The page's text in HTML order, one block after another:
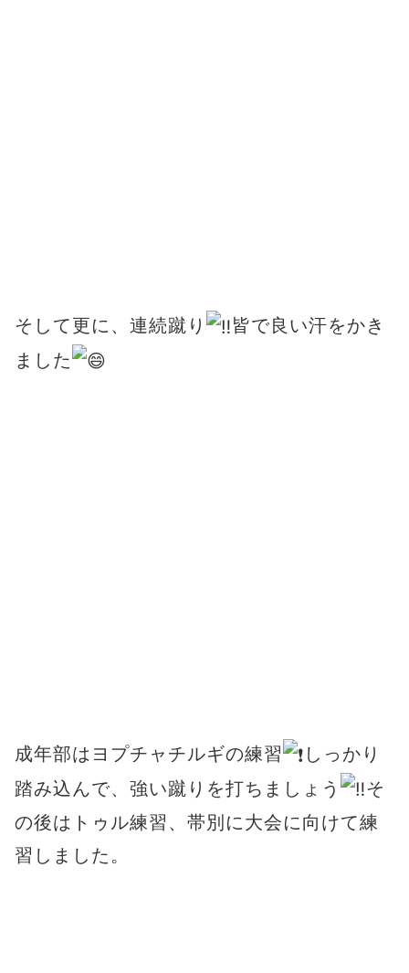
そして更に、連続蹴り
皆で良い汗をかき
ました
成年部はヨプチャチルギの練習
しっかり
踏み込んで、強い蹴りを打ちましょう
そ
の後はトゥル練習、帯別に大会に向けて練
習しました。